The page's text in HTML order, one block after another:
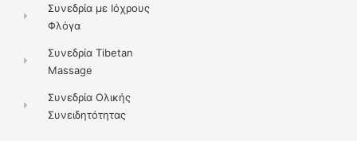
Συνεδρία με Ιόχρους
Φλόγα
Συνεδρία Tibetan
Massage
Συνεδρία Ολικής
Συνειδητότητας